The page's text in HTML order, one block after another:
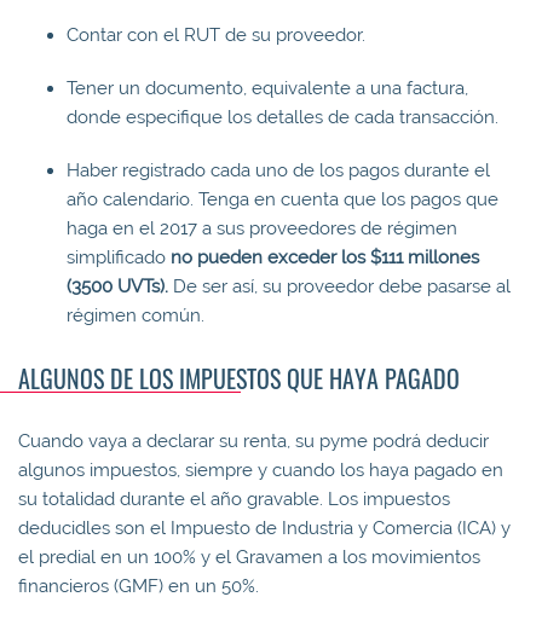
Contar con el RUT de su proveedor.
Tener un documento, equivalente a una factura,
donde especifique los detalles de cada transacción.
Haber registrado cada uno de los pagos durante el
año calendario. Tenga en cuenta que los pagos que
haga en el 2017 a sus proveedores de régimen
simplificado no pueden exceder los $111 millones
(3500 UVTs). De ser así, su proveedor debe pasarse al
régimen común.
ALGUNOS DE LOS IMPUESTOS QUE HAYA PAGADO
Cuando vaya a declarar su renta, su pyme podrá deducir
algunos impuestos, siempre y cuando los haya pagado en
su totalidad durante el año gravable. Los impuestos
deducidles son el Impuesto de Industria y Comercia (ICA) y
el predial en un 100% y el Gravamen a los movimientos
financieros (GMF) en un 50%.